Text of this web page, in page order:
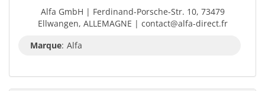
Alfa GmbH | Ferdinand-Porsche-Str. 10, 73479
Ellwangen, ALLEMAGNE | contact@alfa-direct.fr
Marque: Alfa